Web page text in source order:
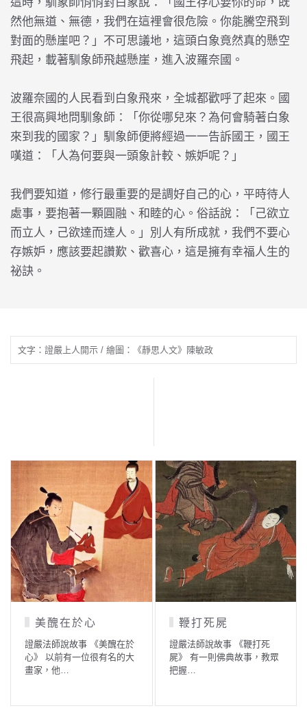
然他無道、無德，我們在這裡會很危險。你能騰空飛到
對面的懸崖吧？」不可思議地，這頭白象竟然真的懸空
飛起，載著馴象師飛越懸崖，進入波羅奈國。
波羅奈國的人民看到白象飛來，全城都歡呼了起來。國
王很高興地問馴象師：「你從哪兒來？為何會騎著白象
來到我的國家？」馴象師便將經過一一告訴國王，國王
嘆道：「人為何要與一頭象計較、嫉妒呢？」
我們要知道，修行最重要的是調好自己的心，平時待人
處事，要抱著一顆圓融、和睦的心。俗話說：「己欲立
而立人，己欲達而達人。」別人有所成就，我們不要心
存嫉妒，應該要起讚歎、歡喜心，這是擁有幸福人生的
祕訣。
文字：證嚴上人開示 / 繪圖：《靜思人文》陳敏政
美醜在於心
證嚴法師說故事 《美醜在於
心》 以前有一位很有名的大
畫家，他…
鞭打死屍
證嚴法師說故事 《鞭打死
屍》 有一則佛典故事，教眾
把握…